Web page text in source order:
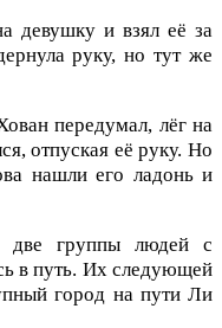
девушку и взял её за
руку, но тут же
передумал, лёг на
отпуская её руку. Но
нашли его ладонь и
две группы людей с
в путь. Их следующей
город на пути Ли